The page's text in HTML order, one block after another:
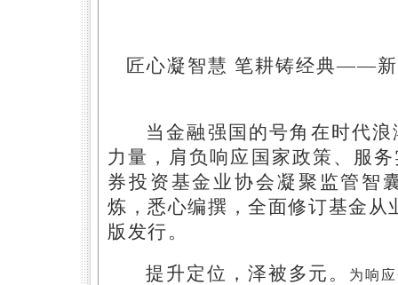
匠心凝智慧 笔耕铸经典——
当金融强国的号角在时代
力量，肩负响应国家政策、服
券投资基金业协会凝聚监管智
炼，悉心编撰，全面修订基金从
版 发行。
提升定位，泽被多元。
为响